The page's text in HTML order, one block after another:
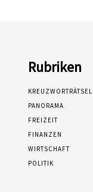
Rubriken
KREUZWORTRÄTSEL
PANORAMA
FREIZEIT
FINANZEN
WIRTSCHAFT
POLITIK